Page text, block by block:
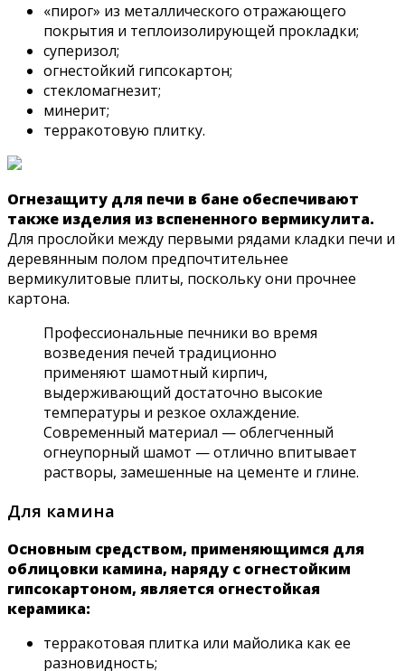
«пирог» из металлического отражающего
покрытия и теплоизолирующей прокладки;
суперизол;
огнестойкий гипсокартон;
стекломагнезит;
минерит;
терракотовую плитку.
Огнезащиту для печи в бане обеспечивают
также изделия из вспененного вермикулита.
Для прослойки между первыми рядами кладки печи и
деревянным полом предпочтительнее
вермикулитовые плиты, поскольку они прочнее
картона.
Профессиональные печники во время
возведения печей традиционно
применяют шамотный кирпич,
выдерживающий достаточно высокие
температуры и резкое охлаждение.
Современный материал — облегченный
огнеупорный шамот — отлично впитывает
растворы, замешенные на цементе и глине.
Для камина
Основным средством, применяющимся для
облицовки камина, наряду с огнестойким
гипсокартоном, является огнестойкая
керамика:
терракотовая плитка или майолика как ее
разновидность;